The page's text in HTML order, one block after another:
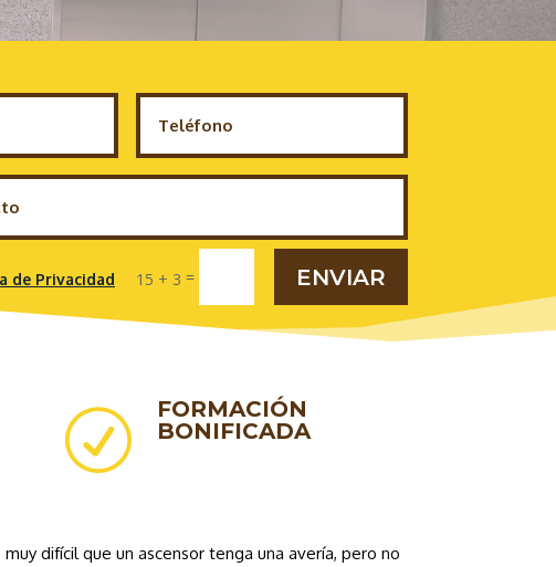
de Privacidad 15 + 3 = ENVIAR
R
FORMACIÓN
BONIFICADA
difícil que un ascensor tenga una avería, pero no